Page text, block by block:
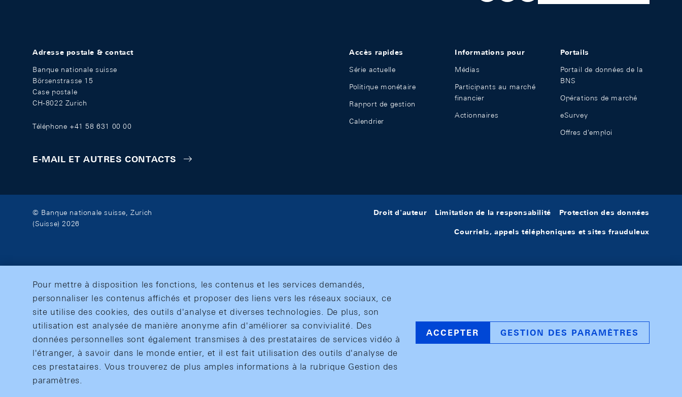
Adresse postale & contact
Banque nationale suisse
Börsenstrasse 15
Case postale
CH-8022 Zurich
Téléphone +41 58 631 00 00
E-MAIL ET AUTRES CONTACTS
Accès rapides
Série actuelle
Politique monétaire
Rapport de gestion
Calendrier
Informations pour
Médias
Participants au marché
financier
Actionnaires
Portails
Portail de données de la
BNS
Opérations de marché
eSurvey
Offres d'emploi
© Banque nationale suisse, Zurich
(Suisse) 2026
Droit d'auteur Limitation de la responsabilité Protection des données
Courriels, appels téléphoniques et sites frauduleux
Pour mettre à disposition les fonctions, les contenus et les services demandés,
personnaliser les contenus affichés et proposer des liens vers les réseaux sociaux, ce
site utilise des cookies, des outils d'analyse et diverses technologies. De plus, son
utilisation est analysée de manière anonyme afin d'améliorer sa convivialité. Des
données personnelles sont également transmises à des prestataires de services vidéo à
l'étranger, à savoir dans le monde entier, et il est fait utilisation des outils d'analyse de
ces prestataires. Vous trouverez de plus amples informations à la rubrique Gestion des
paramètres.
ACCEPTER GESTION DES PARAMÈTRES